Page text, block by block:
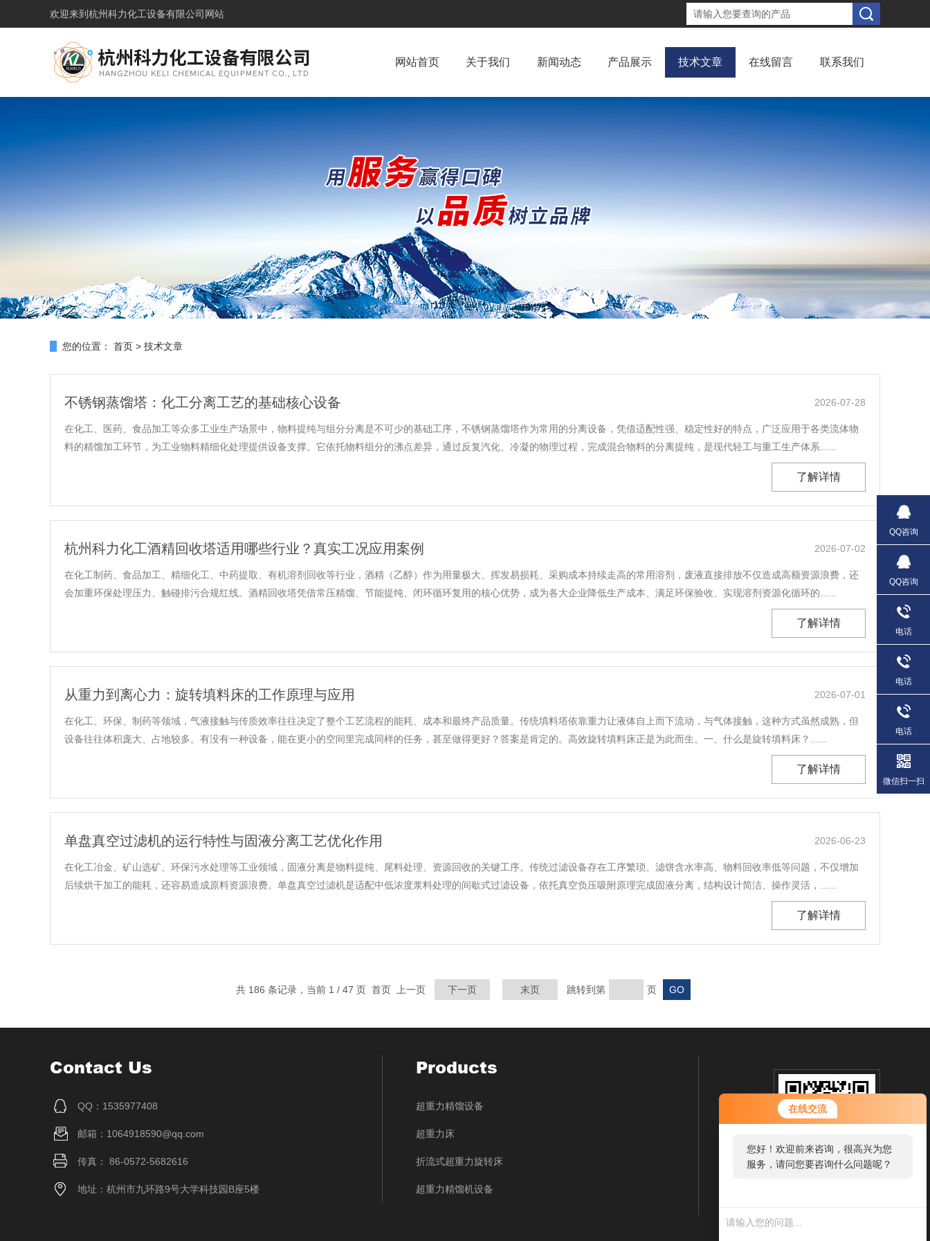
在线交流
您好！欢迎前来咨询，很高兴为您
服务，请问您要咨询什么问题呢？
欢迎来到 杭州科力化工设备有限公司网站
网站首页 关于我们 新闻动态 产品展示 技术文章 在线留言 联系我们
您的位置： 首页 > 技术文章
不锈钢蒸馏塔：化工分离工艺的基础核心设备 2026-07-28
在化工、医药、食品加工等众多工业生产场景中，物料提纯与组分分离是不可少的基础工序，不锈钢蒸馏塔作为常用的分离设备，凭借适配性强、稳定性好的特点，广泛应用于各类流体物
料的精馏加工环节，为工业物料精细化处理提供设备支撑。它依托物料组分的沸点差异，通过反复汽化、冷凝的物理过程，完成混合物料的分离提纯，是现代轻工与重工生产体系......
了解详情
杭州科力化工酒精回收塔适用哪些行业？真实工况应用案例 2026-07-02
在化工制药、食品加工、精细化工、中药提取、有机溶剂回收等行业，酒精（乙醇）作为用量极大、挥发易损耗、采购成本持续走高的常用溶剂，废液直接排放不仅造成高额资源浪费，还
会加重环保处理压力、触碰排污合规红线。酒精回收塔凭借常压精馏、节能提纯、闭环循环复用的核心优势，成为各大企业降低生产成本、满足环保验收、实现溶剂资源化循环的......
了解详情
从重力到离心力：旋转填料床的工作原理与应用 2026-07-01
在化工、环保、制药等领域，气液接触与传质效率往往决定了整个工艺流程的能耗、成本和最终产品质量。传统填料塔依靠重力让液体自上而下流动，与气体接触，这种方式虽然成熟，但
设备往往体积庞大、占地较多。有没有一种设备，能在更小的空间里完成同样的任务，甚至做得更好？答案是肯定的。高效旋转填料床正是为此而生。‌一、什么是旋转填料床？......
了解详情
单盘真空过滤机的运行特性与固液分离工艺优化作用 2026-06-23
在化工冶金、矿山选矿、环保污水处理等工业领域，固液分离是物料提纯、尾料处理、资源回收的关键工序。传统过滤设备存在工序繁琐、滤饼含水率高、物料回收率低等问题，不仅增加
后续烘干加工的能耗，还容易造成原料资源浪费。单盘真空过滤机是适配中低浓度浆料处理的间歇式过滤设备，依托真空负压吸附原理完成固液分离，结构设计简洁、操作灵活，......
了解详情
共 186 条记录，当前 1 / 47 页 首页 上一页 下一页 末页 跳转到第 页
Contact Us
QQ：1535977408
邮箱：1064918590@qq.com
传真： 86-0572-5682616
地址：杭州市九环路9号大学科技园B座5楼
Products
超重力精馏设备
超重力床
折流式超重力旋转床
超重力精馏机设备
QQ咨询
QQ咨询
电话
电话
电话
微信扫一扫